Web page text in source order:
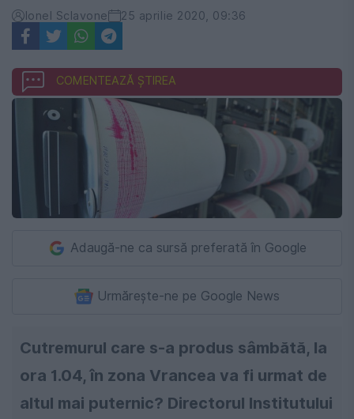
Ionel Sclavone 25 aprilie 2020, 09:36
COMENTEAZĂ ȘTIREA
Adaugă-ne ca sursă preferată în Google
Urmărește-ne pe Google News
Cutremurul care s-a produs sâmbătă, la
ora 1.04, în zona Vrancea va fi urmat de
altul mai puternic? Directorul Institutului